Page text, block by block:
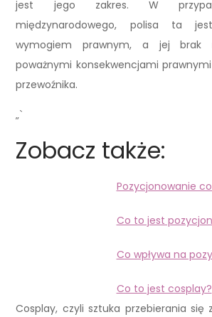
jest jego zakres. W
międzynarodowego, polisa ta
wymogiem prawnym, a jej brak
poważnymi konsekwencjami
przewoźnika.
„`
Zobacz także:
Pozycjonowanie
Co to jest
Co wpływa na
Co to jest cosplay?
Cosplay, czyli sztuka przebierania się